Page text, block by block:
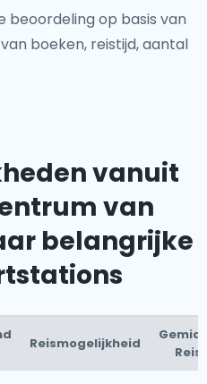
beoordeling op basis van
boeken, reistijd, aantal
vanuit
van
belangrijke
Reismogelijkheid